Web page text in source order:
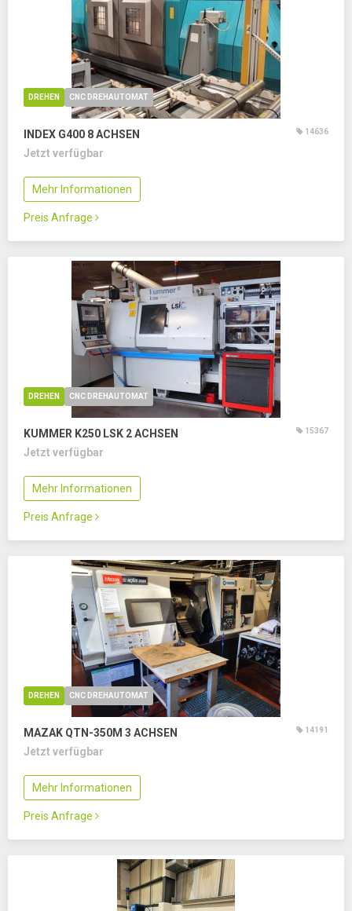
DREHEN CNC DREHAUTOMAT
INDEX G400 8 ACHSEN 14636
Jetzt verfügbar
Mehr Informationen
Preis Anfrage
DREHEN CNC DREHAUTOMAT
KUMMER K250 LSK 2 ACHSEN 15367
Jetzt verfügbar
Mehr Informationen
Preis Anfrage
DREHEN CNC DREHAUTOMAT
MAZAK QTN-350M 3 ACHSEN 14191
Jetzt verfügbar
Mehr Informationen
Preis Anfrage